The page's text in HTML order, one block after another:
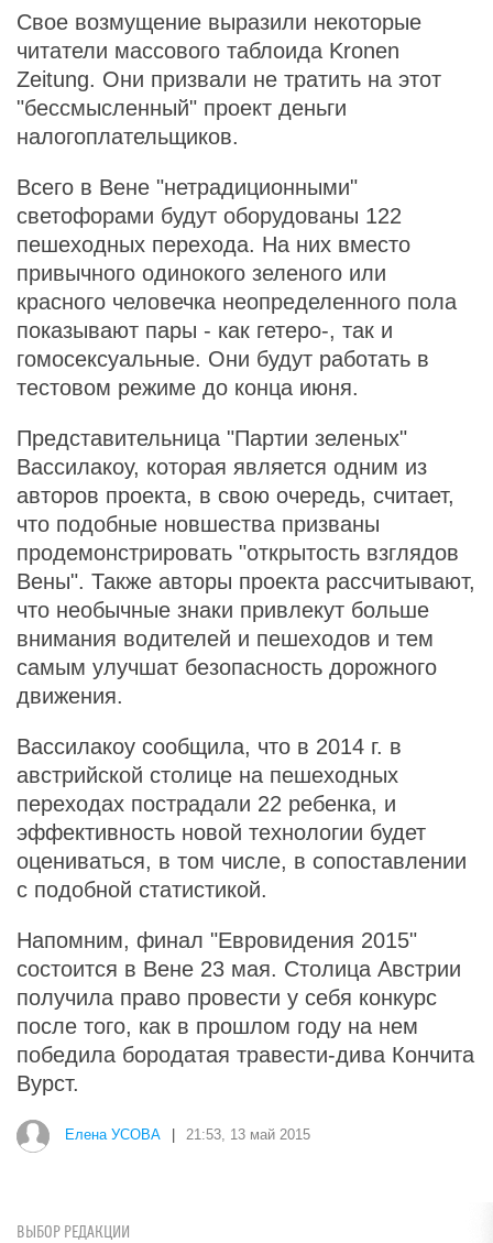
Свое возмущение выразили некоторые
читатели массового таблоида Kronen
Zeitung. Они призвали не тратить на этот
"бессмысленный" проект деньги
налогоплательщиков.
Всего в Вене "нетрадиционными"
светофорами будут оборудованы 122
пешеходных перехода. На них вместо
привычного одинокого зеленого или
красного человечка неопределенного пола
показывают пары - как гетеро-, так и
гомосексуальные. Они будут работать в
тестовом режиме до конца июня.
Представительница "Партии зеленых"
Вассилакоу, которая является одним из
авторов проекта, в свою очередь, считает,
что подобные новшества призваны
продемонстрировать "открытость взглядов
Вены". Также авторы проекта рассчитывают,
что необычные знаки привлекут больше
внимания водителей и пешеходов и тем
самым улучшат безопасность дорожного
движения.
Вассилакоу сообщила, что в 2014 г. в
австрийской столице на пешеходных
переходах пострадали 22 ребенка, и
эффективность новой технологии будет
оцениваться, в том числе, в сопоставлении
с подобной статистикой.
Напомним, финал "Евровидения 2015"
состоится в Вене 23 мая. Столица Австрии
получила право провести у себя конкурс
после того, как в прошлом году на нем
победила бородатая травести-дива Кончита
Вурст.
Елена УСОВА 21:53, 13 май 2015
ВЫБОР РЕДАКЦИИ